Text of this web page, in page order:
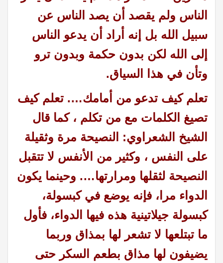
الناس ولم يقصد أن يصد الناس عن
سبيل الله بل إنه أراد أن يدعو الناس
إلى الله لكن بدون حكمة وبدون ترو
وتأن في هذا السياق.
تعلم كيف تدعو من أمامك…. تعلم كيف
تصيغ الكلمات مع من تكلم ، كما قال
الشيخ الشعراوي: النصيحة مرة وثقيلة
على النفس ، وكثير من الأنفس لا تتقبل
النصيحة لثقلها ومرارتها…. وحينما يكون
الدواء مرا، فإنه يوضع في كبسولة،
كبسولة جيلاتينية هذه فيها الدواء، فأول
ما تبتلعها لا تشعر لها بمذاق وربما
يضيفون لها مذاق بطعم السكر حتى